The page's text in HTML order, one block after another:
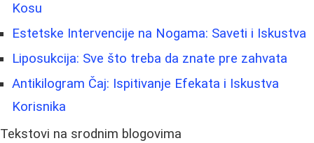
Kosu
Estetske Intervencije na Nogama: Saveti i Iskustva
Liposukcija: Sve što treba da znate pre zahvata
Antikilogram Čaj: Ispitivanje Efekata i Iskustva
Korisnika
Tekstovi na srodnim blogovima